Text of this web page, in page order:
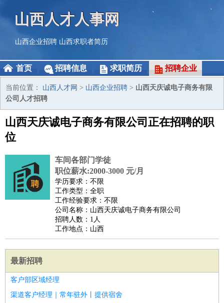
山西人才人事网
山西企业招聘 山西求职者简历
首页 招聘信息 求职简历 招聘企业
当前位置： 山西人才网 > 山西企业招聘 > 山西天庆诚电子商务有限
公司人才招聘
山西天庆诚电子商务有限公司正在招聘的职
位
车间各部门学徒
职位薪水:2000-3000 元/月
学历要求：不限
工作类型：全职
工作经验要求：不限
公司名称：山西天庆诚电子商务有限公司
招聘人数：1人
工作地点：山西
最新招聘
客户部区域经理
渠道客户经理｜常年驻外丨提供宿舍